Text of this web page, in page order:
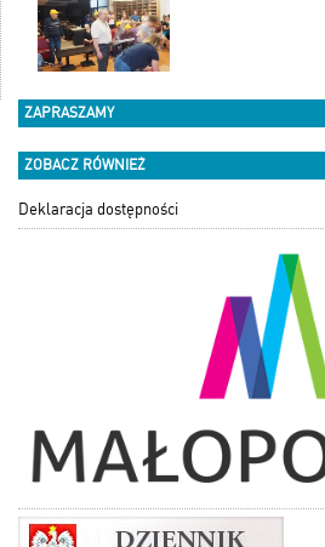
ZAPRASZAMY
ZOBACZ RÓWNIEŻ
Deklaracja dostępności